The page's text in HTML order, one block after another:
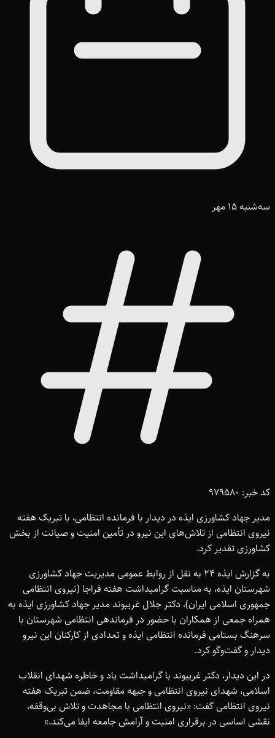
سه‌شنبه 15 مهر
کد خبر: 979580
مدیر جهاد کشاورزی ایذه در دیدار با فرمانده انتظامی، با تبریک هفته
نیروی انتظامی از تلاش‌های این نیرو در تأمین امنیت و صیانت از بخش
کشاورزی تقدیر کرد.
به گزارش ایذه ۲۴ به نقل از روابط عمومی مدیریت جهاد کشاورزی
شهرستان ایذه، به مناسبت گرامیداشت هفته فراجا (نیروی انتظامی
جمهوری اسلامی ایران)، دکتر جلال غریبوند مدیر جهاد کشاورزی ایذه به
همراه جمعی از همکاران با حضور در فرماندهی انتظامی شهرستان با
سرهنگ بستامی فرمانده انتظامی ایذه و تعدادی از کارکنان این نیرو
دیدار و گفت‌وگو کرد.
در این دیدار، دکتر غریبوند با گرامیداشت یاد و خاطره شهدای انقلاب
اسلامی، شهدای نیروی انتظامی و جبهه مقاومت، ضمن تبریک هفته
نیروی انتظامی گفت: «نیروی انتظامی با مجاهدت و تلاش بی‌وقفه،
نقشی اساسی در برقراری امنیت و آرامش جامعه ایفا می‌کند.»